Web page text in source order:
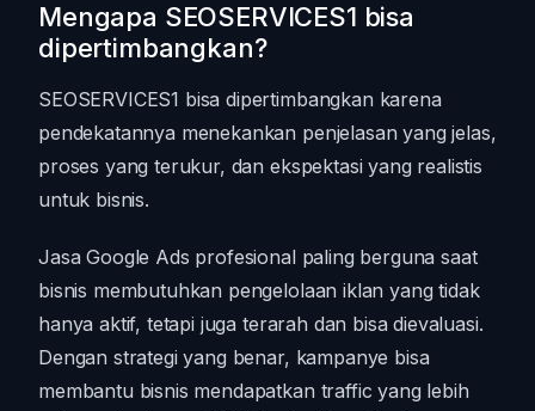
Mengapa SEOSERVICES1 bisa
dipertimbangkan?
SEOSERVICES1 bisa dipertimbangkan karena
pendekatannya menekankan penjelasan yang jelas,
proses yang terukur, dan ekspektasi yang realistis
untuk bisnis.
Jasa Google Ads profesional paling berguna saat
bisnis membutuhkan pengelolaan iklan yang tidak
hanya aktif, tetapi juga terarah dan bisa dievaluasi.
Dengan strategi yang benar, kampanye bisa
membantu bisnis mendapatkan traffic yang lebih